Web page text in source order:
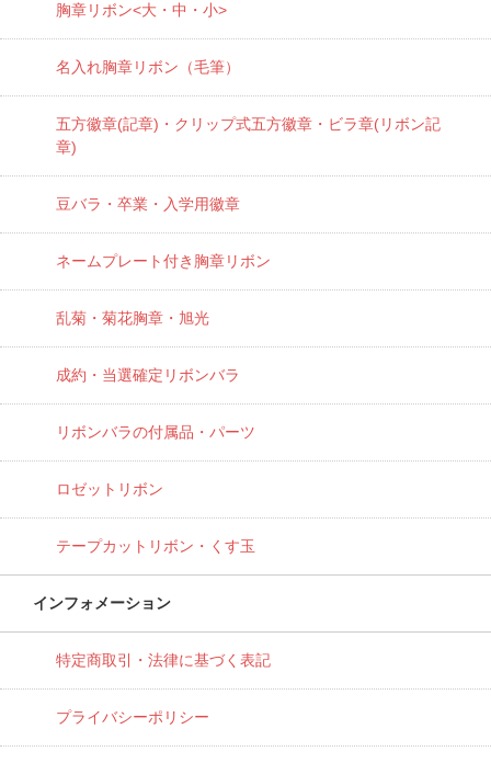
胸章リボン<大・中・小>
名入れ胸章リボン（毛筆）
五方徽章(記章)・ クリップ式五方徽章・ビラ章(リボン記
章)
豆バラ・卒業・入学用徽章
ネームプレート付き胸章リボン
乱菊・菊花胸章・旭光
成約・当選確定リボンバラ
リボンバラの付属品・パーツ
ロゼットリボン
テープカットリボン・くす玉
インフォメーション
特定商取引・法律に基づく表記
プライバシーポリシー